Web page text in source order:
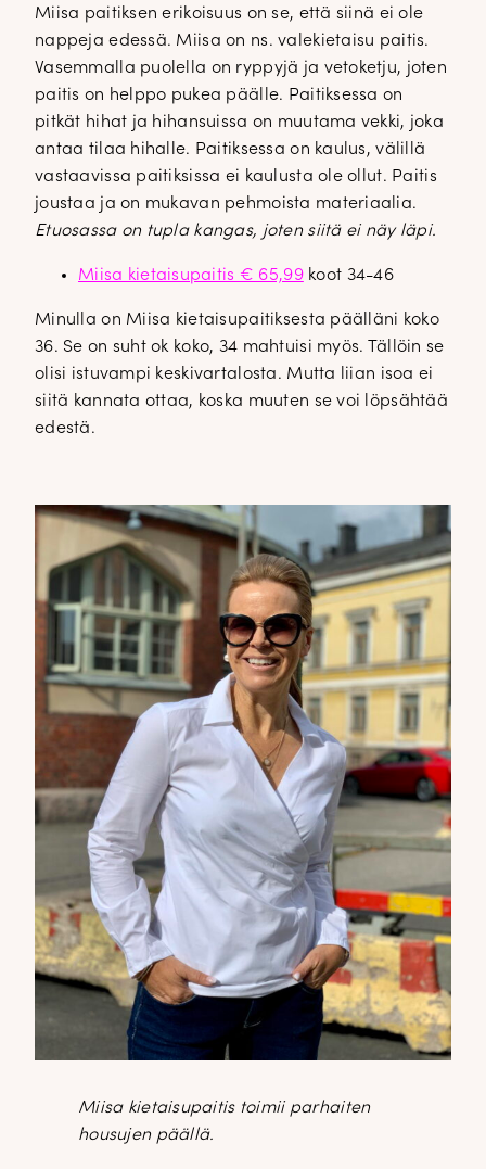
Miisa paitiksen erikoisuus on se, että siinä ei ole
nappeja edessä. Miisa on ns. valekietaisu paitis.
Vasemmalla puolella on ryppyjä ja vetoketju, joten
paitis on helppo pukea päälle. Paitiksessa on
pitkät hihat ja hihansuissa on muutama vekki, joka
antaa tilaa hihalle. Paitiksessa on kaulus, välillä
vastaavissa paitiksissa ei kaulusta ole ollut. Paitis
joustaa ja on mukavan pehmoista materiaalia.
Etuosassa on tupla kangas, joten siitä ei näy läpi.
Miisa kietaisupaitis € 65,99koot 34-46
Minulla on Miisa kietaisupaitiksesta päälläni koko
36. Se on suht ok koko, 34 mahtuisi myös. Tällöin se
olisi istuvampi keskivartalosta. Mutta liian isoa ei
siitä kannata ottaa, koska muuten se voi löpsähtää
edestä.
Miisa kietaisupaitis toimii parhaiten
housujen päällä.